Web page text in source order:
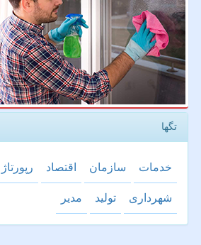
تگها
خدمات سازمان اقتصاد رپورتاژ
شهرداری تولید مدیر